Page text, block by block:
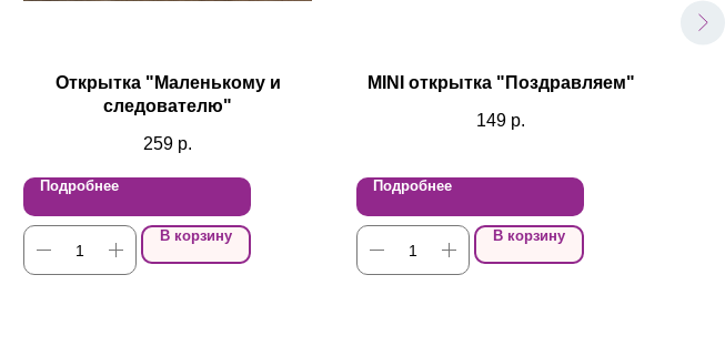
Открытка "Маленькому и
следователю"
259 р.
Подробнее
В корзину
MINI открытка "Поздравляем"
149 р.
Подробнее
В корзину